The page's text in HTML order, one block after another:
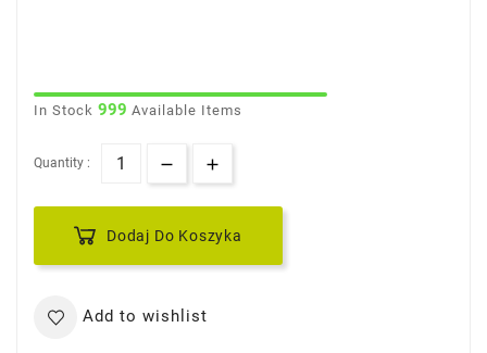
In Stock 999 Available Items
Quantity :
Dodaj Do Koszyka
Add to wishlist